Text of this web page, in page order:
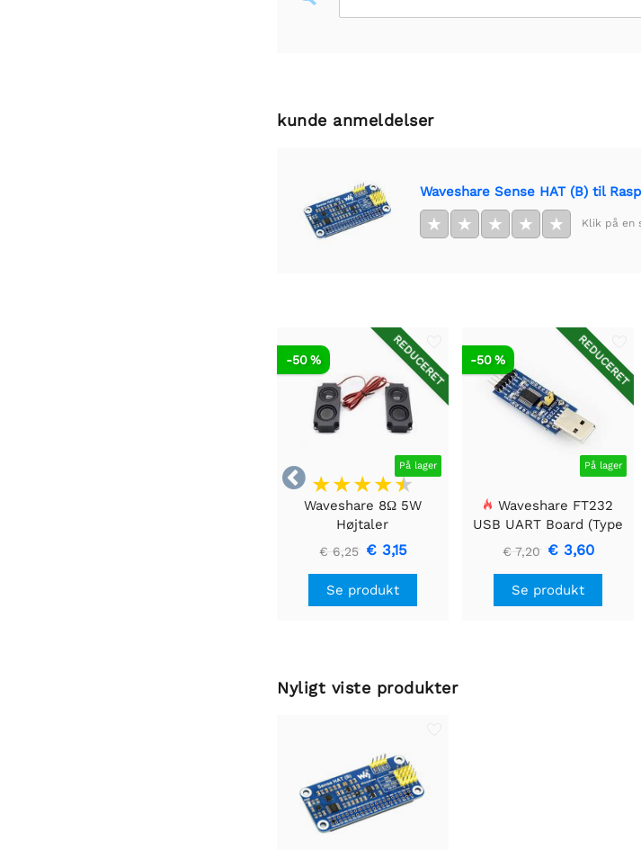
kunde anmeldelser
Waveshare Sense HAT (B) til
★ ★ ★ ★ ★ Klik på en

REDUCERET
På lager
-50 %
Waveshare 8Ω 5W
Højtaler
€ 6,25 € 3,15
Se produkt
REDUCERET
På lager
-50 %
Waveshare FT232
USB UART Board (Type
A), USB til TTL (UART)
kommunikationsmodul
€ 7,20 € 3,60
Se produkt
Nyligt viste produkter